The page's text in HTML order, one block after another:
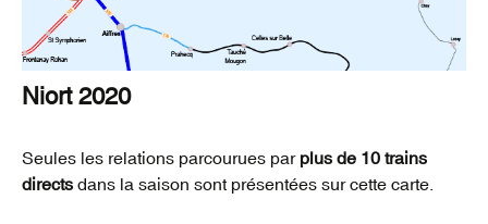
Niort 2020
Seules les relations parcourues par plus de 10 trains
directs dans la saison sont présentées sur cette carte.